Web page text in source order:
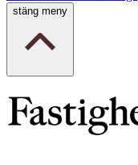
stäng meny